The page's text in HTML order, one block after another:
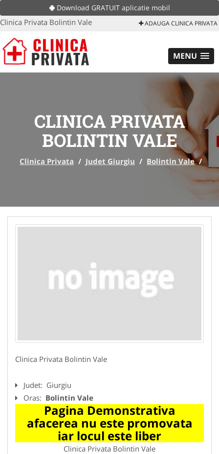
Download GRATUIT aplicatie mobil
Clinica Privata Bolintin Vale ADAUGA CLINICA PRIVATA
MENU
CLINICA PRIVATA
BOLINTIN VALE
Clinica Privata / Judet Giurgiu / Bolintin Vale /
Clinica Privata Bolintin Vale
Judet: Giurgiu
Oras: Bolintin Vale
Pagina Demonstrativa
afacerea nu este promovata
iar locul este liber
Clinica Privata Bolintin Vale